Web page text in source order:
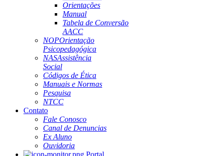
Orientações
Manual
Tabela de Conversão
AACC
NOPOrientação
Psicopedagógica
NASAssistência
Social
Códigos de Ética
Manuais e Normas
Pesquisa
NTCC
Contato
Fale Conosco
Canal de Denuncias
Ex Aluno
Ouvidoria
Portal